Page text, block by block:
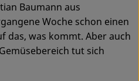
Baumann aus
Woche schon einen
das, was kommt. Aber auch
tut sich